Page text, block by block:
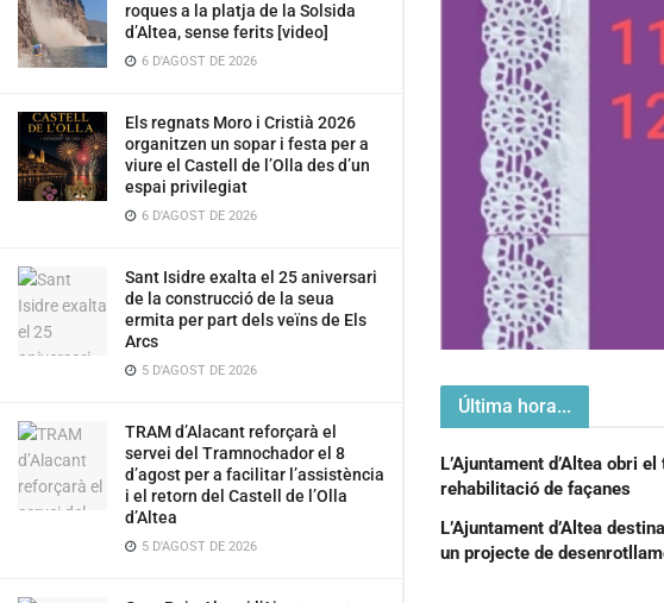
roques a la platja de la Solsida
d’Altea, sense ferits [video]
6 D'AGOST DE 2026
Els regnats Moro i Cristià 2026
organitzen un sopar i festa per a
viure el Castell de l’Olla des d’un
espai privilegiat
6 D'AGOST DE 2026
Sant Isidre exalta el 25 aniversari
de la construcció de la seua
ermita per part dels veïns de Els
Arcs
5 D'AGOST DE 2026
TRAM d’Alacant reforçarà el
servei del Tramnochador el 8
d’agost per a facilitar l’assistència
i el retorn del Castell de l’Olla
d’Altea
5 D'AGOST DE 2026
Última hora...
L’Ajuntament d’Altea obri
rehabilitació de façanes
L’Ajuntament d’Altea
un projecte de